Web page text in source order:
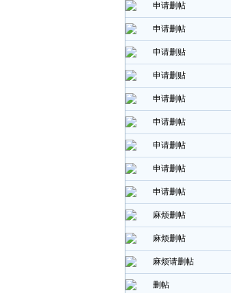
申请删帖
申请删帖
申请删贴
申请删贴
申请删帖
申请删帖
申请删帖
申请删帖
申请删帖
麻烦删帖
麻烦删帖
麻烦请删帖
删帖